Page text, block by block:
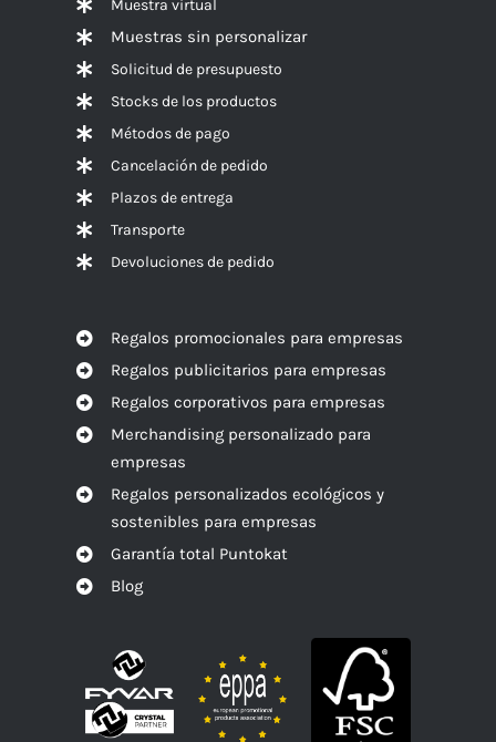
Muestra virtual
Muestras sin personalizar
Solicitud de presupuesto
Stocks de los productos
Métodos de pago
Cancelación de pedido
Plazos de entrega
Transporte
Devoluciones de pedido
Regalos promocionales para empresas
Regalos publicitarios para empresas
Regalos corporativos para empresas
Merchandising personalizado para
empresas
Regalos personalizados ecológicos y
sostenibles para empresas
Garantía total Puntokat
Blog